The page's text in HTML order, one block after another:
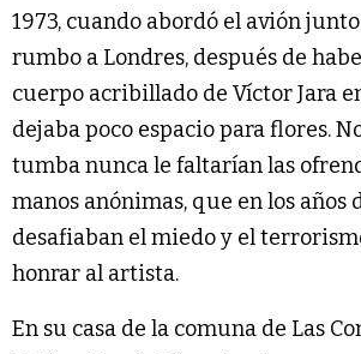
1973, cuando abordó el avión
rumbo a Londres, después de
cuerpo acribillado de Víctor Jara
dejaba poco espacio para flores.
tumba nunca le faltarían las
manos anónimas, que en los años
desafiaban el miedo y el
honrar al artista.
En su casa de la comuna de Las